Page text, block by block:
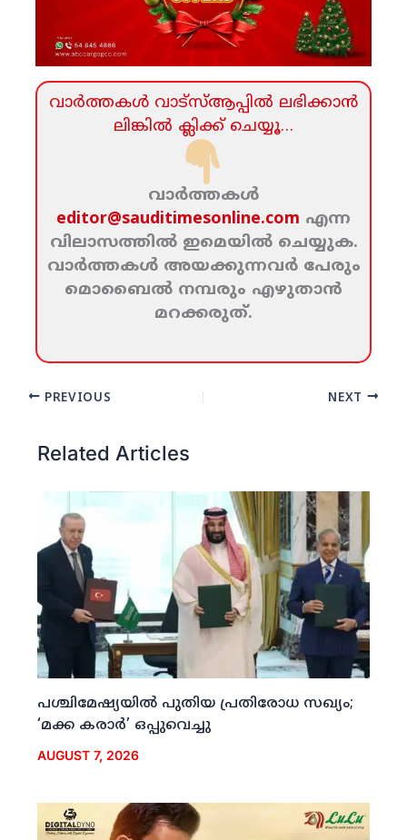
വാര്‍ത്തകള്‍ വാട്‌സ്‌ആപ്പില്‍ ലഭിക്കാന്‍
ലിങ്കില്‍ ക്ലിക്ക്‌ ചെയ്യൂ…
വാര്‍ത്തകള്‍
editor@sauditimesonline.com എന്ന
വിലാസത്തില്‍ ഇമെയില്‍ ചെയ്യുക.
വാര്‍ത്തകള്‍ അയക്കുന്നവര്‍ പേരും
മൊബൈല്‍ നമ്പരും എഴുതാന്‍
മറക്കരുത്‌.
PREVIOUS NEXT
Related Articles
പശ്ചിമേഷ്യയില്‍ പുതിയ പ്രതിരോധ സഖ്യം;
‘മക്ക കരാര്‍’ ഒപ്പുവെച്ചു
AUGUST 7, 2026